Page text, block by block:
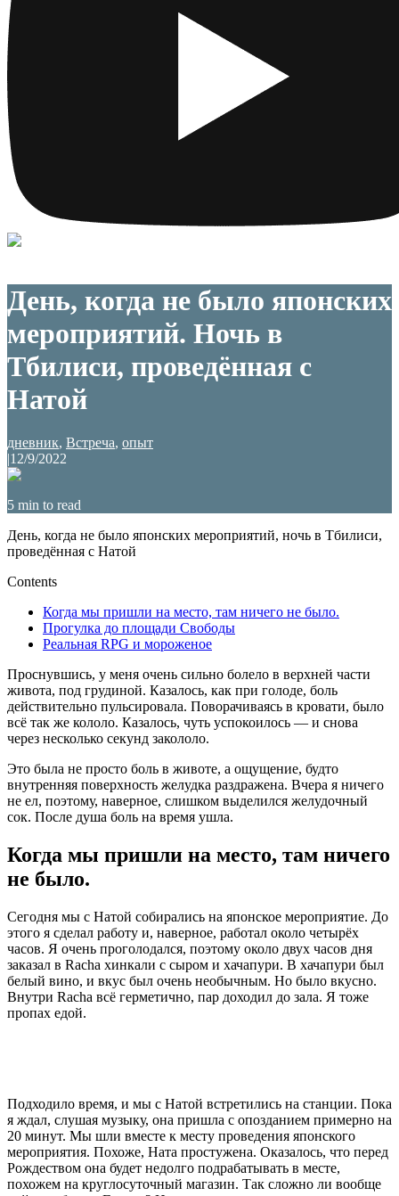
День, когда не было японских
мероприятий. Ночь в
Тбилиси, проведённая с
Натой
дневник, Встреча, опыт
|12/9/2022
5 min to read
День, когда не было японских мероприятий, ночь в Тбилиси,
проведённая с Натой
Contents
Когда мы пришли на место, там ничего не было.
Прогулка до площади Свободы
Реальная RPG и мороженое
Проснувшись, у меня очень сильно болело в верхней части
живота, под грудиной. Казалось, как при голоде, боль
действительно пульсировала. Поворачиваясь в кровати, было
всё так же кололо. Казалось, чуть успокоилось — и снова
через несколько секунд закололо.
Это была не просто боль в животе, а ощущение, будто
внутренняя поверхность желудка раздражена. Вчера я ничего
не ел, поэтому, наверное, слишком выделился желудочный
сок. После душа боль на время ушла.
Когда мы пришли на место, там ничего
не было.
Сегодня мы с Натой собирались на японское мероприятие. До
этого я сделал работу и, наверное, работал около четырёх
часов. Я очень проголодался, поэтому около двух часов дня
заказал в Racha хинкали с сыром и хачапури. В хачапури был
белый вино, и вкус был очень необычным. Но было вкусно.
Внутри Racha всё герметично, пар доходил до зала. Я тоже
пропах едой.
Подходило время, и мы с Натой встретились на станции. Пока
я ждал, слушая музыку, она пришла с опозданием примерно на
20 минут. Мы шли вместе к месту проведения японского
мероприятия. Похоже, Ната простужена. Оказалось, что перед
Рождеством она будет недолго подрабатывать в месте,
похожем на круглосуточный магазин. Так сложно ли вообще